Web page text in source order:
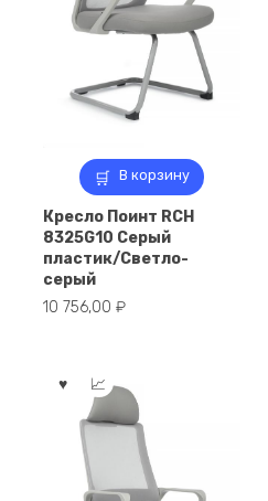
В корзину
Кресло Поинт RCH
8325G10 Серый
пластик/Светло-
серый
10 756,00 ₽